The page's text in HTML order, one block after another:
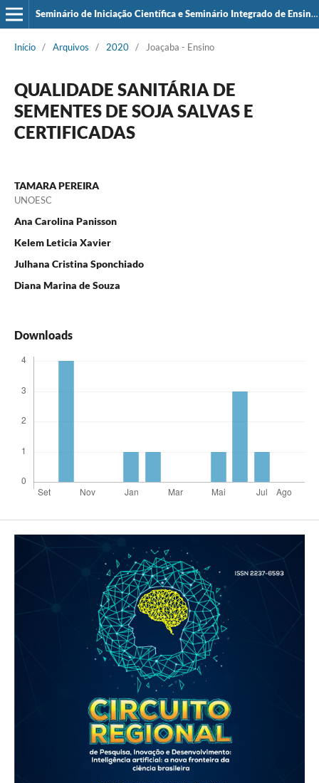
Seminário de Iniciação Científica e Seminário Integrado de Ensino, Pesquisa e Extensão (SIEPE)
Início / Arquivos / 2020 / Joaçaba - Ensino
QUALIDADE SANITÁRIA DE
SEMENTES DE SOJA SALVAS E
CERTIFICADAS
TAMARA PEREIRA
UNOESC
Ana Carolina Panisson
Kelem Leticia Xavier
Julhana Cristina Sponchiado
Diana Marina de Souza
Downloads